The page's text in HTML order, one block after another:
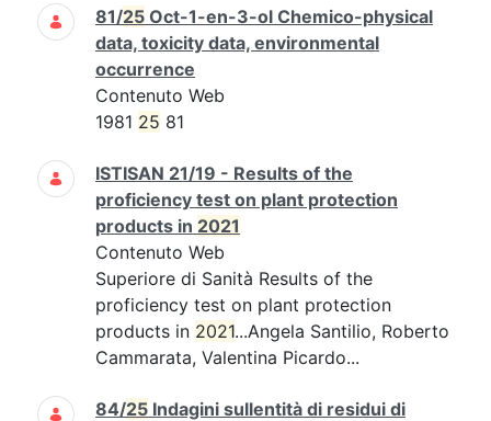
81/25 Oct-1-en-3-ol Chemico-physical
data, toxicity data, environmental
occurrence
Contenuto Web
1981 25 81
ISTISAN 21/19 - Results of the
proficiency test on plant protection
products in 2021
Contenuto Web
Superiore di Sanità Results of the
proficiency test on plant protection
products in 2021...Angela Santilio, Roberto
Cammarata, Valentina Picardo...
84/25 Indagini sullentità di residui di